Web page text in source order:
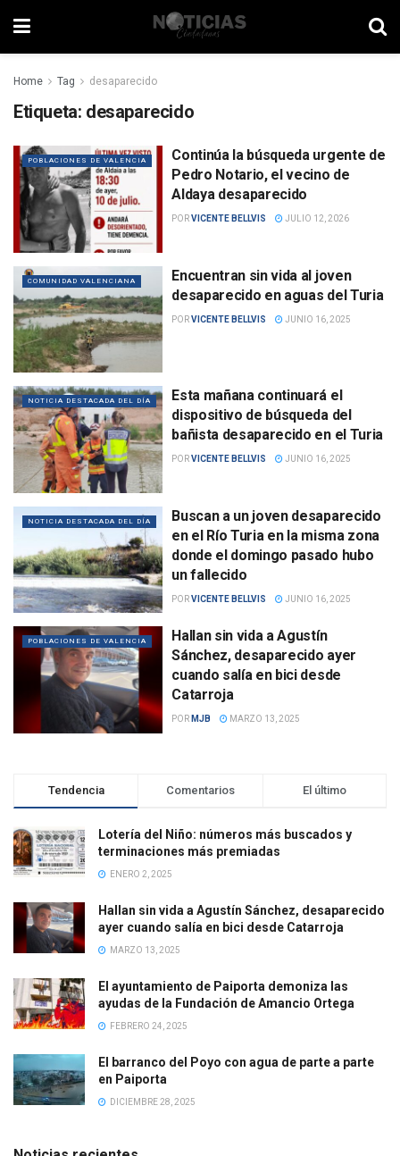
Home Tag desaparecido
Etiqueta: desaparecido
POBLACIONES DE VALENCIA
Continúa la búsqueda urgente de
Pedro Notario, el vecino de
Aldaya desaparecido
PORVICENTE BELLVIS JULIO 12, 2026
COMUNIDAD VALENCIANA
Encuentran sin vida al joven
desaparecido en aguas del Turia
PORVICENTE BELLVIS JUNIO 16, 2025
NOTICIA DESTACADA DEL DÍA
Esta mañana continuará el
dispositivo de búsqueda del
bañista desaparecido en el Turia
PORVICENTE BELLVIS JUNIO 16, 2025
NOTICIA DESTACADA DEL DÍA
Buscan a un joven desaparecido
en el Río Turia en la misma zona
donde el domingo pasado hubo
un fallecido
PORVICENTE BELLVIS JUNIO 16, 2025
POBLACIONES DE VALENCIA
Hallan sin vida a Agustín
Sánchez, desaparecido ayer
cuando salía en bici desde
Catarroja
POR MJB MARZO 13, 2025
Tendencia Comentarios El último
Lotería del Niño: números más buscados y
terminaciones más premiadas
ENERO 2, 2025
Hallan sin vida a Agustín Sánchez, desaparecido
ayer cuando salía en bici desde Catarroja
MARZO 13, 2025
El ayuntamiento de Paiporta demoniza las
ayudas de la Fundación de Amancio Ortega
FEBRERO 24, 2025
El barranco del Poyo con agua de parte a parte
en Paiporta
DICIEMBRE 28, 2025